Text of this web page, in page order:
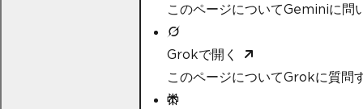
このページについてGeminiに問
Grokで開く
このページについてGrokに質問